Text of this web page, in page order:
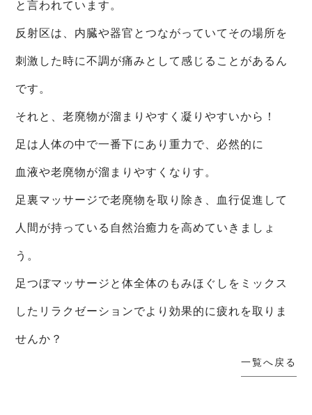
と言われています。
反射区は、内臓や器官とつながっていてその場所を
刺激した時に不調が痛みとして感じることがあるん
です。
それと、老廃物が溜まりやすく凝りやすいから！
足は人体の中で一番下にあり重力で、必然的に
血液や老廃物が溜まりやすくなりす。
足裏マッサージで老廃物を取り除き、血行促進して
人間が持っている自然治癒力を高めていきましょ
う。
足つぼマッサージと体全体のもみほぐしをミックス
したリラクゼーションでより効果的に疲れを取りま
せんか？
一覧へ戻る